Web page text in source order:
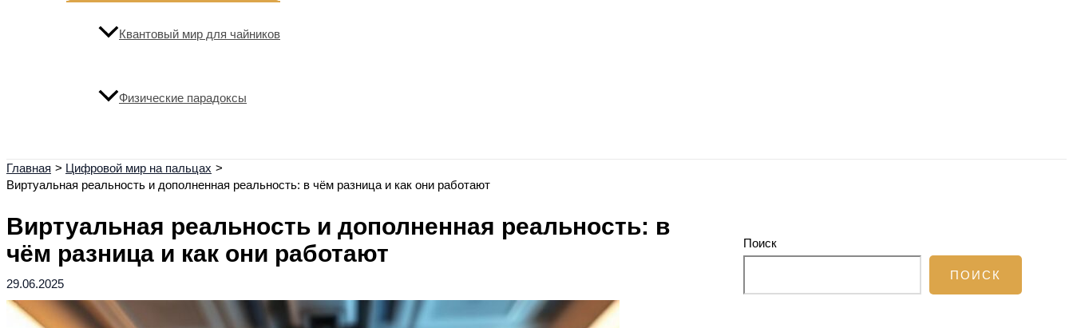
Квантовый мир для чайников
Физические парадоксы
Главная
Цифровой мир на пальцах
Виртуальная реальность и дополненная реальность: в чём разница и как они работают
Виртуальная реальность и дополненная реальность: в
чём разница и как они работают
29.06.2025
Поиск
ПОИСК